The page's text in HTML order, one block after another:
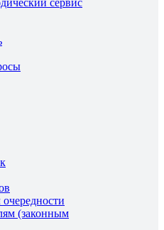
сервис
(законным